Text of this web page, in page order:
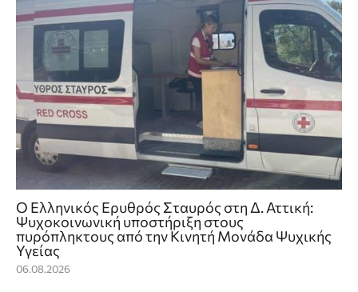
Ο Ελληνικός Ερυθρός Σταυρός στη Δ. Αττική:
Ψυχοκοινωνική υποστήριξη στους
πυρόπληκτους από την Κινητή Μονάδα Ψυχικής
Υγείας
06.08.2026